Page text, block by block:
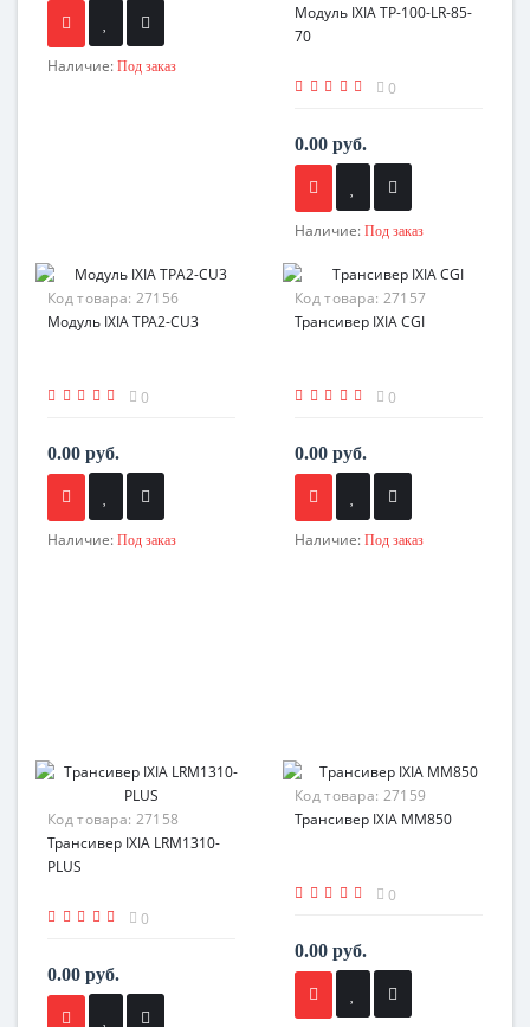
Наличие: Под заказ
Модуль IXIA TP-100-LR-85-
70
0
0.00 руб.
Наличие: Под заказ
Код товара: 27156
Модуль IXIA TPA2-CU3
0
0.00 руб.
Наличие: Под заказ
Код товара: 27157
Трансивер IXIA CGI
0
0.00 руб.
Наличие: Под заказ
Код товара: 27158
Трансивер IXIA LRM1310-
PLUS
0
0.00 руб.
Код товара: 27159
Трансивер IXIA MM850
0
0.00 руб.